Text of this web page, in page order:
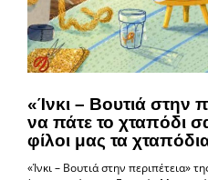
«Ίνκι – Βουτιά στην
να πάτε το χταπόδι
φίλοι μας τα
«Ίνκι – Βουτιά στην περιπέτεια»